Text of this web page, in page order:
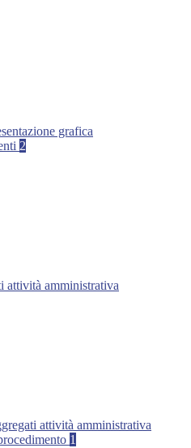
grafica
2
attività amministrativa
attività amministrativa
1